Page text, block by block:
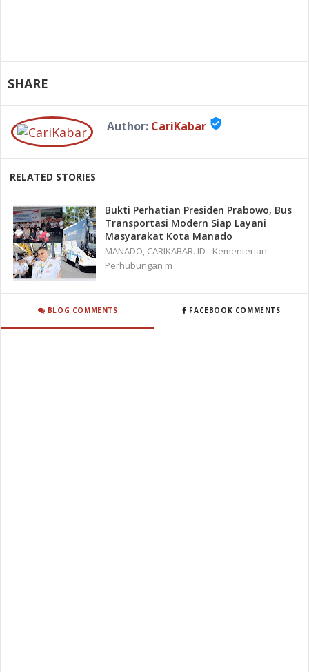
SHARE
Author: CariKabar verified_user
RELATED STORIES
Bukti Perhatian Presiden Prabowo, Bus
Transportasi Modern Siap Layani
Masyarakat Kota Manado
MANADO, CARIKABAR. ID - Kementerian
Perhubungan m
BLOG COMMENTS FACEBOOK COMMENTS